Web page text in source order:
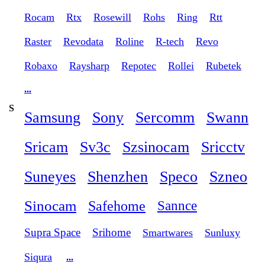
Rocam Rtx Rosewill Rohs Ring Rtt
Raster Revodata Roline R-tech Revo
Robaxo Raysharp Repotec Rollei Rubetek
...
S
Samsung Sony Sercomm
Swann
Sricam
Sv3c Szsinocam
Sricctv
Suneyes
Shenzhen Speco Szneo
Sinocam Safehome Sannce
Supra Space Srihome Smartwares Sunluxy
Siqura
...